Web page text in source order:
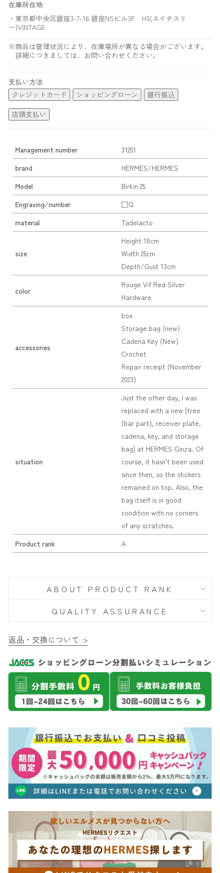
在庫所在地
・東京都中央区銀座3-7-16 銀座NSビル3F H3(エイチスリ
ー)VINTAGE
※商品は管理状況により、在庫場所が異なる場合がございます。
詳細につきましては、お問い合わせください。
支払い方法
クレジットカード
ショッピングローン
銀行振込
店頭支払い
Management number
31251
brand
HERMES/HERMES
Model
Birkin 25
Engraving/number
□Q
material
Tadelacto
size
Height 18cm
Width 25cm
Depth/Gust 13cm
color
Rouge Vif Red Silver
Hardware
accessories
box
Storage bag (new)
Cadena Key (New)
Crochet
Repair receipt (November
2023)
situation
Just the other day, I was
replaced with a new [tree
(bar part), receiver plate,
cadena, key, and storage
bag] at HERMES Ginza. Of
course, it hasn't been used
since then, so the stickers
remained on top. Also, the
bag itself is in good
condition with no corners
of any scratches.
Product rank
A
ABOUT PRODUCT RANK
QUALITY ASSURANCE
返品・交換について >